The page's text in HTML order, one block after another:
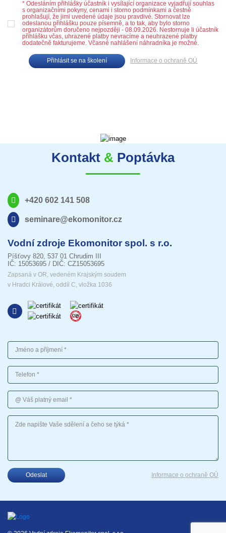
* Odesláním přihlášky účastník i vysílající organizace vyjadřují souhlas
s organizačními pokyny, cenami i storno podmínkami a čestně
prohlašují, že jimi uvedené údaje jsou pravdivé. Stornovat lze
odeslanou přihlášku pouze písemně, a to tak, aby bylo storno
organizátorům doručeno nejpozději - 08.09.2026. Nestornuje li účastník
přihlášku včas, uhrazené platby nevracíme a neuhrazené platby
dodatečně fakturujeme. Včasné nahlášení náhradníka je možné.
Přihlásit se na školení Informace o ochraně OÚ
Kontakt & Poptávka
+420 602 141 508
seminare@ekomonitor.cz
Vodní zdroje Ekomonitor spol. s r.o.
Píšťovy 820, 537 01 Chrudim III
IČ: 15053695 / DIČ: CZ15053695
Zapsaná v OR, vedeném Krajským soudem
v Hradci Králové, oddíl C, vložka 1036
Jméno a příjmení
Telefon
Váš platný email
Vaše sdělení
Odeslat Informace o ochraně OÚ